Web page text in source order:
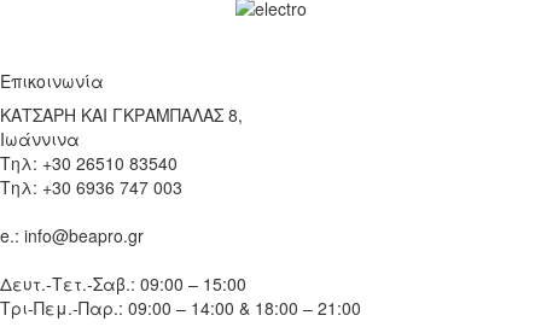
Επικοινωνία
ΚΑΤΣΑΡΗ ΚΑΙ ΓΚΡΑΜΠΑΛΑΣ 8,
Ιωάννινα
Τηλ: +30 26510 83540
Τηλ: +30 6936 747 003
e.: info@beapro.gr
Δευτ.-Τετ.-Σαβ.: 09:00 – 15:00
Τρι-Πεμ.-Παρ.: 09:00 – 14:00 & 18:00 – 21:00